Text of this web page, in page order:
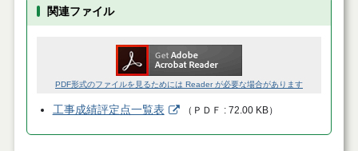
関連ファイル
PDF形式のファイルを見るためには Reader が必要な場合があります
工事成績評定点一覧表 （ ＰＤＦ 72.00 KB）